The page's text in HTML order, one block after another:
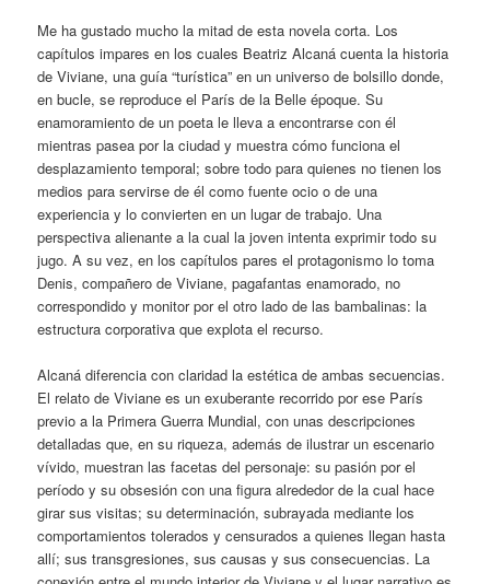
Me ha gustado mucho la mitad de esta novela corta. Los
capítulos impares en los cuales Beatriz Alcaná cuenta la historia
de Viviane, una guía “turística” en un universo de bolsillo donde,
en bucle, se reproduce el París de la Belle époque. Su
enamoramiento de un poeta le lleva a encontrarse con él
mientras pasea por la ciudad y muestra cómo funciona el
desplazamiento temporal; sobre todo para quienes no tienen los
medios para servirse de él como fuente ocio o de una
experiencia y lo convierten en un lugar de trabajo. Una
perspectiva alienante a la cual la joven intenta exprimir todo su
jugo. A su vez, en los capítulos pares el protagonismo lo toma
Denis, compañero de Viviane, pagafantas enamorado, no
correspondido y monitor por el otro lado de las bambalinas: la
estructura corporativa que explota el recurso.
Alcaná diferencia con claridad la estética de ambas secuencias.
El relato de Viviane es un exuberante recorrido por ese París
previo a la Primera Guerra Mundial, con unas descripciones
detalladas que, en su riqueza, además de ilustrar un escenario
vívido, muestran las facetas del personaje: su pasión por el
período y su obsesión con una figura alrededor de la cual hace
girar sus visitas; su determinación, subrayada mediante los
comportamientos tolerados y censurados a quienes llegan hasta
allí; sus transgresiones, sus causas y sus consecuencias. La